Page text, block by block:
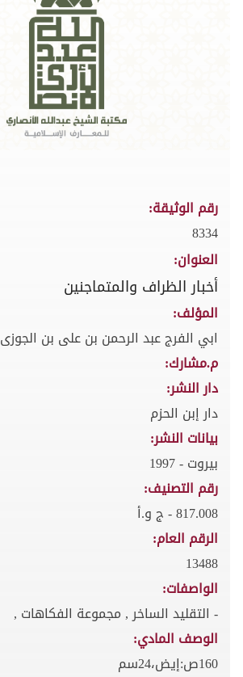
رقم الوثيقة:
8334
العنوان:
أخبار الظراف والمتماجنين
المؤلف:
ابي الفرج عبد الرحمن بن على بن الجوزى
م.مشارك:
دار النشر:
دار إبن الحزم
بيانات النشر:
بيروت - 1997
رقم التصنيف:
817.008 - ج و.أ
الرقم العام:
13488
الواصفات:
- التقليد الساخر , مجموعة الفكاهات ,
الوصف المادي:
160ص:إيض،24سم